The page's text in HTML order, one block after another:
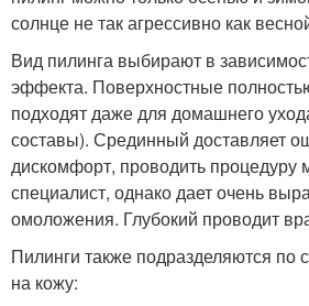
солнце не так агрессивно как
Вид пилинга выбирают в
эффекта. Поверхностные
подходят даже для домашнего
составы). Срединный доставляет
дискомфорт, проводить процедуру
специалист, однако дает очень
омоложения. Глубокий проводит
Пилинги также подразделяются по
на кожу: